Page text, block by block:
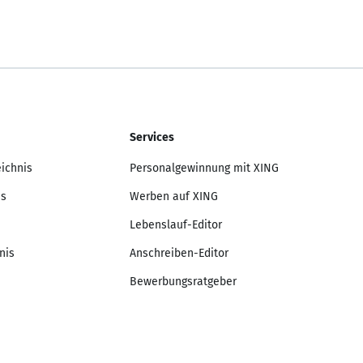
Services
Personalgewinnung mit XING
Werben auf XING
Lebenslauf-Editor
Anschreiben-Editor
Bewerbungsratgeber